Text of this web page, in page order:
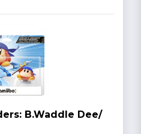
B.Waddle Dee/